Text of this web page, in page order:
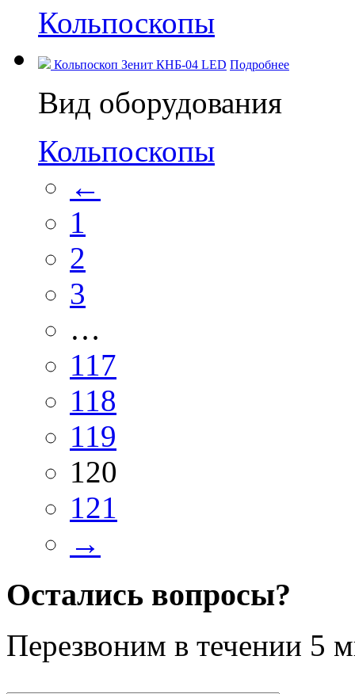
Кольпоскопы
Кольпоскоп Зенит КНБ-04 LED Подробнее
Вид оборудования
Кольпоскопы
←
1
2
3
…
117
118
119
120
121
→
Остались вопросы?
Перезвоним в течении 5